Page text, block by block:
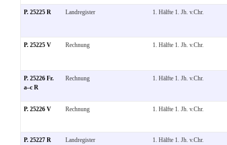
P. 25225 R Landregister 1. Hälfte 1. Jh. v.Chr.
P. 25225 V Rechnung 1. Hälfte 1. Jh. v.Chr.
P. 25226 Fr.
a–c R
Rechnung 1. Hälfte 1. Jh. v.Chr.
P. 25226 V Rechnung 1. Hälfte 1. Jh. v.Chr.
P. 25227 R Landregister 1. Hälfte 1. Jh. v.Chr.